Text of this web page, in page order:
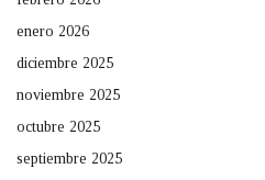
enero 2026
diciembre 2025
noviembre 2025
octubre 2025
septiembre 2025